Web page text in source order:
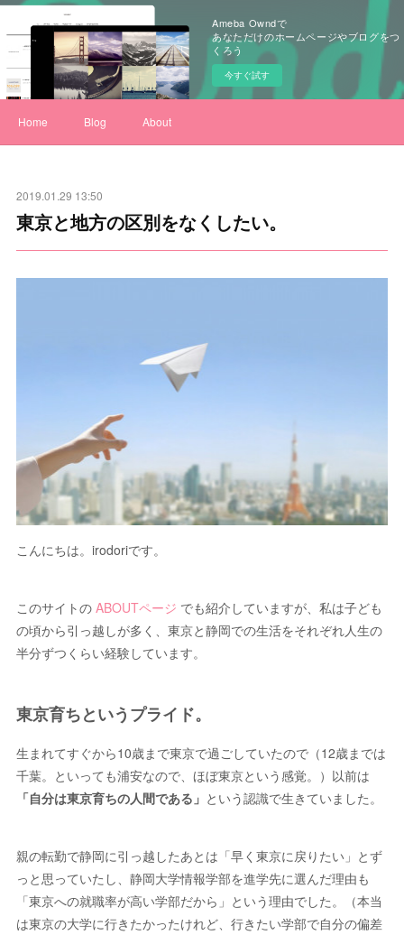
Ameba Owndで
あなただけのホームページやブログをつ
くろう
今すぐ試す
Home Blog About
2019.01.29 13:50
東京と地方の区別をなくしたい。
こんにちは。irodoriです。
このサイトのABOUTページ でも紹介していますが、私は子ども
の頃から引っ越しが多く、東京と静岡での生活をそれぞれ人生の
半分ずつくらい経験しています。
東京育ちというプライド。
生まれてすぐから10歳まで東京で過ごしていたので（12歳までは
千葉。といっても浦安なので、ほぼ東京という感覚。）以前は
「自分は東京育ちの人間である」 という認識で生きていました。
親の転勤で静岡に引っ越したあとは「早く東京に戻りたい」とず
っと思っていたし、静岡大学情報学部を進学先に選んだ理由も
「東京への就職率が高い学部だから」という理由でした。（本当
は東京の大学に行きたかったけれど、行きたい学部で自分の偏差